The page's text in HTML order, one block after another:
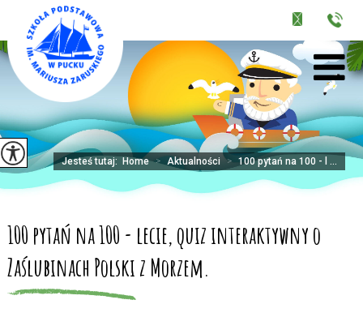
Jesteś tutaj: Home > Aktualności > 100 pytań na 100 - l ...
100 pytań na 100 - lecie, quiz interaktywny o
Zaślubinach Polski z Morzem.